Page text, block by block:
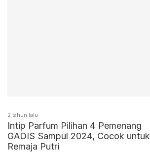
2 tahun lalu
Intip Parfum Pilihan 4 Pemenang
GADIS Sampul 2024, Cocok untuk
Remaja Putri